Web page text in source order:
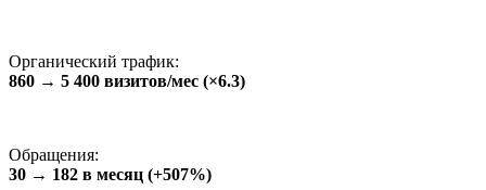
Органический трафик:
860 → 5 400 визитов/мес (×6.3)
Обращения:
30 → 182 в месяц (+507%)